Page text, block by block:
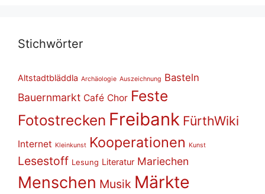
Stich­wör­ter
Altstadtbläddla Archäologie Auszeichnung Basteln
Bauernmarkt Café Chor Feste
Fotostrecken Freibank FürthWiki
Internet Kleinkunst Kooperationen Kunst
Lesestoff Lesung Literatur Mariechen
Menschen Musik Märkte